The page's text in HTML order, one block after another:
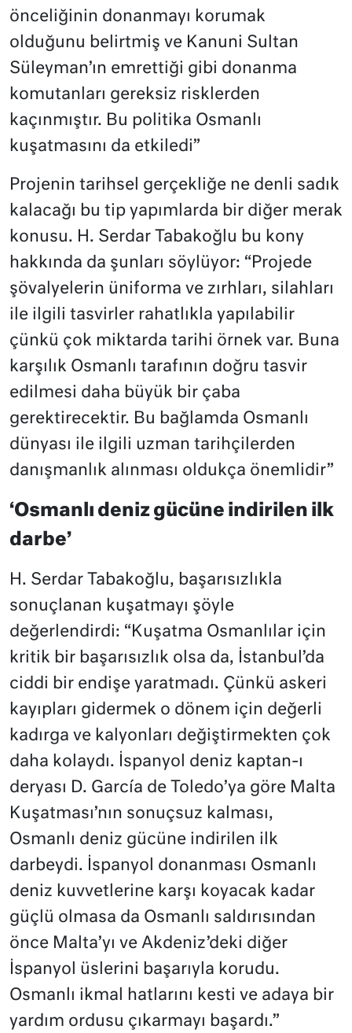
önceliğinin donanmayı korumak
olduğunu belirtmiş ve Kanuni Sultan
Süleyman’ın emrettiği gibi donanma
komutanları gereksiz risklerden
kaçınmıştır. Bu politika Osmanlı
kuşatmasını da etkiledi”
Projenin tarihsel gerçekliğe ne denli sadık
kalacağı bu tip yapımlarda bir diğer merak
konusu. H. Serdar Tabakoğlu bu kony
hakkında da şunları söylüyor: “Projede
şövalyelerin üniforma ve zırhları, silahları
ile ilgili tasvirler rahatlıkla yapılabilir
çünkü çok miktarda tarihi örnek var. Buna
karşılık Osmanlı tarafının doğru tasvir
edilmesi daha büyük bir çaba
gerektirecektir. Bu bağlamda Osmanlı
dünyası ile ilgili uzman tarihçilerden
danışmanlık alınması oldukça önemlidir”
‘Osmanlı deniz gücüne indirilen ilk
darbe’
H. Serdar Tabakoğlu, başarısızlıkla
sonuçlanan kuşatmayı şöyle
değerlendirdi: “Kuşatma Osmanlılar için
kritik bir başarısızlık olsa da, İstanbul’da
ciddi bir endişe yaratmadı. Çünkü askeri
kayıpları gidermek o dönem için değerli
kadırga ve kalyonları değiştirmekten çok
daha kolaydı. İspanyol deniz kaptan-ı
deryası D. García de Toledo’ya göre Malta
Kuşatması’nın sonuçsuz kalması,
Osmanlı deniz gücüne indirilen ilk
darbeydi. İspanyol donanması Osmanlı
deniz kuvvetlerine karşı koyacak kadar
güçlü olmasa da Osmanlı saldırısından
önce Malta’yı ve Akdeniz’deki diğer
İspanyol üslerini başarıyla korudu.
Osmanlı ikmal hatlarını kesti ve adaya bir
yardım ordusu çıkarmayı başardı.”